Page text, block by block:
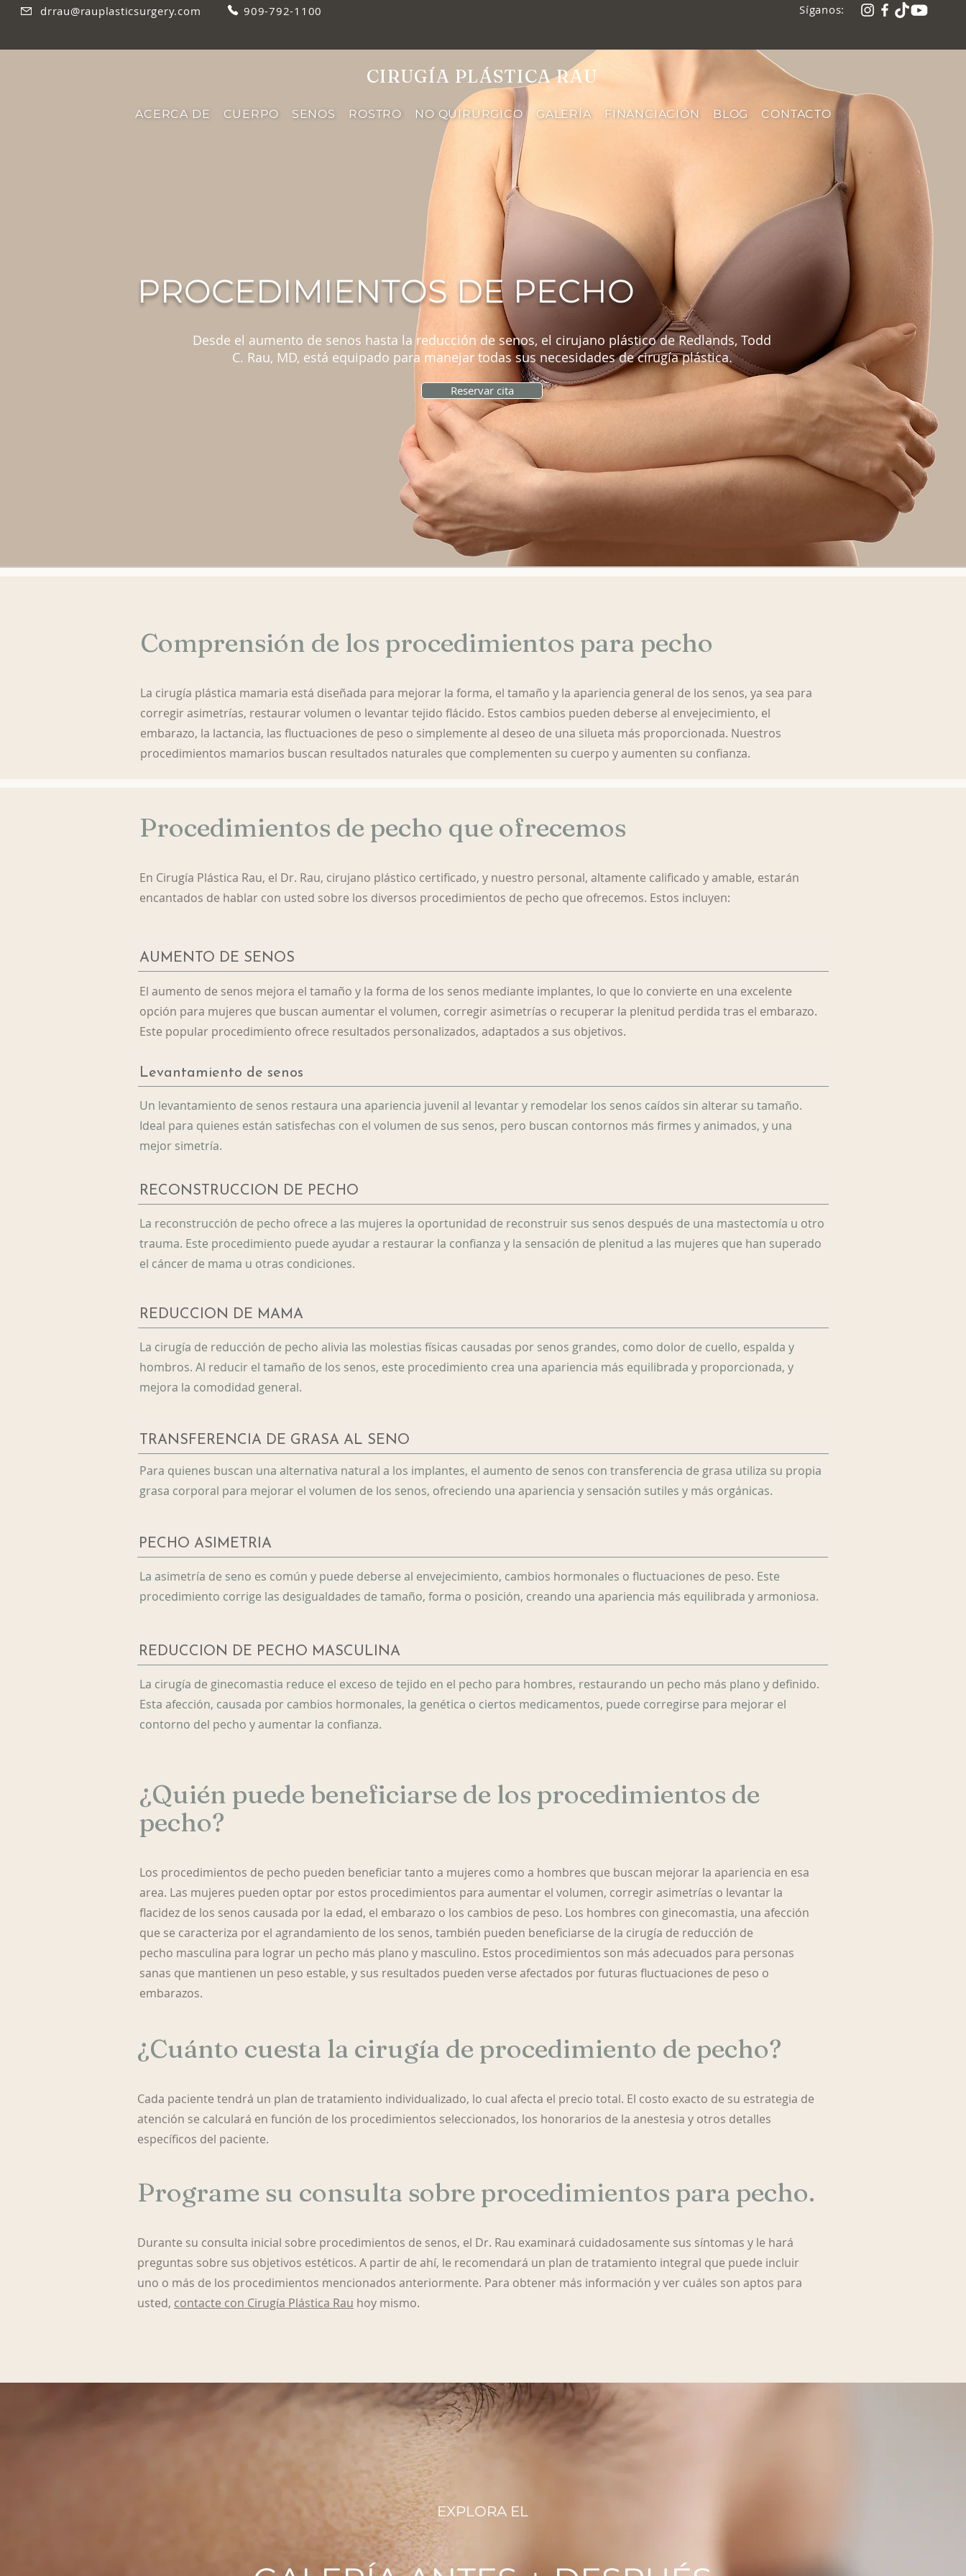
drrau@rauplasticsurgery.com 909-792-1100 Síganos:
CIRUGÍA PLÁSTICA RAU
ACERCA DE CUERPO SENOS ROSTRO NO QUIRÚRGICO GALERÍA FINANCIACIÓN BLOG CONTACTO
PROCEDIMIENTOS DE PECHO
Desde el aumento de senos hasta la reducción de senos, el cirujano plástico de Redlands, Todd
C. Rau, MD, está equipado para manejar todas sus necesidades de cirugía plástica.
Reservar cita
Comprensión de los procedimientos para pecho
La cirugía plástica mamaria está diseñada para mejorar la forma, el tamaño y la apariencia general de los senos, ya sea para
corregir asimetrías, restaurar volumen o levantar tejido flácido. Estos cambios pueden deberse al envejecimiento, el
embarazo, la lactancia, las fluctuaciones de peso o simplemente al deseo de una silueta más proporcionada. Nuestros
procedimientos mamarios buscan resultados naturales que complementen su cuerpo y aumenten su confianza.
Procedimientos de pecho que ofrecemos
En Cirugía Plástica Rau, el Dr. Rau, cirujano plástico certificado, y nuestro personal, altamente calificado y amable, estarán
encantados de hablar con usted sobre los diversos procedimientos de pecho que ofrecemos. Estos incluyen:
AUMENTO DE SENOS
El aumento de senos mejora el tamaño y la forma de los senos mediante implantes, lo que lo convierte en una excelente
opción para mujeres que buscan aumentar el volumen, corregir asimetrías o recuperar la plenitud perdida tras el embarazo.
Este popular procedimiento ofrece resultados personalizados, adaptados a sus objetivos.
Levantamiento de senos
Un levantamiento de senos restaura una apariencia juvenil al levantar y remodelar los senos caídos sin alterar su tamaño.
Ideal para quienes están satisfechas con el volumen de sus senos, pero buscan contornos más firmes y animados, y una
mejor simetría.
RECONSTRUCCIÓN DE PECHO
La reconstrucción de pecho ofrece a las mujeres la oportunidad de reconstruir sus senos después de una mastectomía u otro
trauma. Este procedimiento puede ayudar a restaurar la confianza y la sensación de plenitud a las mujeres que han superado
el cáncer de mama u otras condiciones.
REDUCCIÓN DE MAMA
La cirugía de reducción de pecho alivia las molestias físicas causadas por senos grandes, como dolor de cuello, espalda y
hombros. Al reducir el tamaño de los senos, este procedimiento crea una apariencia más equilibrada y proporcionada, y
mejora la comodidad general.
TRANSFERENCIA DE GRASA AL SENO
Para quienes buscan una alternativa natural a los implantes, el aumento de senos con transferencia de grasa utiliza su propia
grasa corporal para mejorar el volumen de los senos, ofreciendo una apariencia y sensación sutiles y más orgánicas.
PECHO ASIMETRÍA
La asimetría de seno es común y puede deberse al envejecimiento, cambios hormonales o fluctuaciones de peso. Este
procedimiento corrige las desigualdades de tamaño, forma o posición, creando una apariencia más equilibrada y armoniosa.
REDUCCIÓN DE PECHO MASCULINA
La cirugía de ginecomastia reduce el exceso de tejido en el pecho para hombres, restaurando un pecho más plano y definido.
Esta afección, causada por cambios hormonales, la genética o ciertos medicamentos, puede corregirse para mejorar el
contorno del pecho y aumentar la confianza.
¿Quién puede beneficiarse de los procedimientos de
pecho?
Los procedimientos de pecho pueden beneficiar tanto a mujeres como a hombres que buscan mejorar la apariencia en esa
area. Las mujeres pueden optar por estos procedimientos para aumentar el volumen, corregir asimetrías o levantar la
flacidez de los senos causada por la edad, el embarazo o los cambios de peso. Los hombres con ginecomastia, una afección
que se caracteriza por el agrandamiento de los senos, también pueden beneficiarse de la cirugía de reducción de
pecho masculina para lograr un pecho más plano y masculino. Estos procedimientos son más adecuados para personas
sanas que mantienen un peso estable, y sus resultados pueden verse afectados por futuras fluctuaciones de peso o
embarazos.
¿Cuánto cuesta la cirugía de procedimiento de pecho?
Cada paciente tendrá un plan de tratamiento individualizado, lo cual afecta el precio total. El costo exacto de su estrategia de
atención se calculará en función de los procedimientos seleccionados, los honorarios de la anestesia y otros detalles
específicos del paciente.
Programe su consulta sobre procedimientos para pecho.
Durante su consulta inicial sobre procedimientos de senos, el Dr. Rau examinará cuidadosamente sus síntomas y le hará
preguntas sobre sus objetivos estéticos. A partir de ahí, le recomendará un plan de tratamiento integral que puede incluir
uno o más de los procedimientos mencionados anteriormente. Para obtener más información y ver cuáles son aptos para
usted, contacte con Cirugía Plástica Rau hoy mismo.
EXPLORA EL